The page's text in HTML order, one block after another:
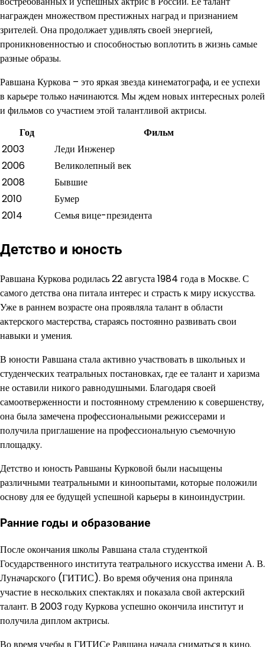
награжден множеством престижных наград и признанием
зрителей. Она продолжает удивлять своей энергией,
проникновенностью и способностью воплотить в жизнь самые
разные образы.
Равшана Куркова – это яркая звезда кинематографа, и ее успехи
в карьере только начинаются. Мы ждем новых интересных ролей
и фильмов со участием этой талантливой актрисы.
Год
Фильм
2003
Леди Инженер
2006
Великолепный век
2008
Бывшие
2010
Бумер
2014
Семья вице-президента
Детство и юность
Равшана Куркова родилась 22 августа 1984 года в Москве. С
самого детства она питала интерес и страсть к миру искусства.
Уже в раннем возрасте она проявляла талант в области
актерского мастерства, стараясь постоянно развивать свои
навыки и умения.
В юности Равшана стала активно участвовать в школьных и
студенческих театральных постановках, где ее талант и харизма
не оставили никого равнодушными. Благодаря своей
самоотверженности и постоянному стремлению к совершенству,
она была замечена профессиональными режиссерами и
получила приглашение на профессиональную съемочную
площадку.
Детство и юность Равшаны Курковой были насыщены
различными театральными и киноопытами, которые положили
основу для ее будущей успешной карьеры в киноиндустрии.
Ранние годы и образование
После окончания школы Равшана стала студенткой
Государственного института театрального искусства имени А. В.
Луначарского (ГИТИС). Во время обучения она приняла
участие в нескольких спектаклях и показала свой актерский
талант. В 2003 году Куркова успешно окончила институт и
получила диплом актрисы.